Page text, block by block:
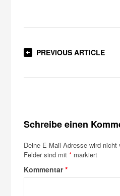
PREVIOUS ARTICLE
Schreibe einen
Deine E-Mail-Adresse wird nicht
Felder sind mit* markiert
Kommentar*